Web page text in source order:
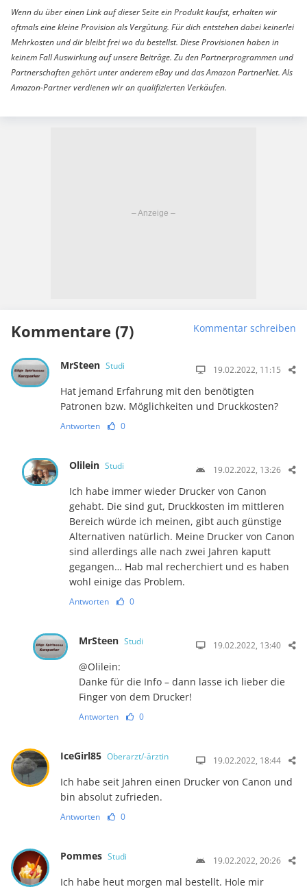
Wenn du über einen Link auf dieser Seite ein Produkt kaufst, erhalten wir
oftmals eine kleine Provision als Vergütung. Für dich entstehen dabei keinerlei
Mehrkosten und dir bleibt frei wo du bestellst. Diese Provisionen haben in
keinem Fall Auswirkung auf unsere Beiträge. Zu den Partnerprogrammen und
Partnerschaften gehört unter anderem eBay und das Amazon PartnerNet. Als
Amazon-Partner verdienen wir an qualifizierten Verkäufen.
Kommentare (7) Kommentar schreiben
MrSteen Studi 19.02.2022, 11:15
Hat jemand Erfahrung mit den benötigten
Patronen bzw. Möglichkeiten und Druckkosten?
Antworten 0
Olilein Studi 19.02.2022, 13:26
Ich habe immer wieder Drucker von Canon
gehabt. Die sind gut, Druckkosten im mittleren
Bereich würde ich meinen, gibt auch günstige
Alternativen natürlich. Meine Drucker von Canon
sind allerdings alle nach zwei Jahren kaputt
gegangen… Hab mal recherchiert und es haben
wohl einige das Problem.
Antworten 0
MrSteen Studi 19.02.2022, 13:40
@Olilein:
Danke für die Info – dann lasse ich lieber die
Finger von dem Drucker!
Antworten 0
IceGirl85 Oberarzt/-ärztin 19.02.2022, 18:44
Ich habe seit Jahren einen Drucker von Canon und
bin absolut zufrieden.
Antworten 0
Pommes Studi 19.02.2022, 20:26
Ich habe heut morgen mal bestellt. Hole mir